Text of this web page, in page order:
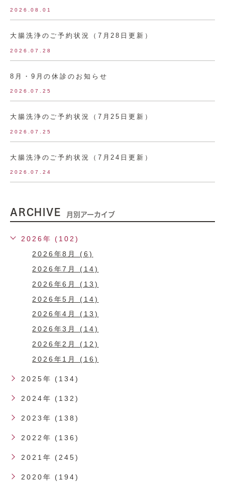
2026.08.01
大腸洗浄のご予約状況（7月28日更新）
2026.07.28
8月・9月の休診のお知らせ
2026.07.25
大腸洗浄のご予約状況（7月25日更新）
2026.07.25
大腸洗浄のご予約状況（7月24日更新）
2026.07.24
ARCHIVE 月別アーカイブ
2026年 (102)
2026年8月 (6)
2026年7月 (14)
2026年6月 (13)
2026年5月 (14)
2026年4月 (13)
2026年3月 (14)
2026年2月 (12)
2026年1月 (16)
2025年 (134)
2024年 (132)
2023年 (138)
2022年 (136)
2021年 (245)
2020年 (194)